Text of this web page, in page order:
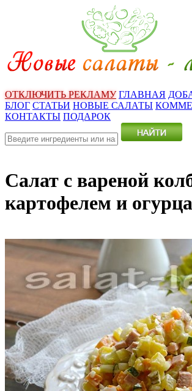
ОТКЛЮЧИТЬ РЕКЛАМУ ГЛАВНАЯ
БЛОГ СТАТЬИ НОВЫЕ САЛАТЫ
КОНТАКТЫ ПОДАРОК
Салат с вареной
картофелем и